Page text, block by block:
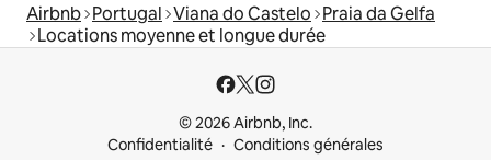
Airbnb Portugal Viana do Castelo Praia da Gelfa
Locations moyenne et longue durée
© 2026 Airbnb, Inc.
Confidentialité
Conditions générales